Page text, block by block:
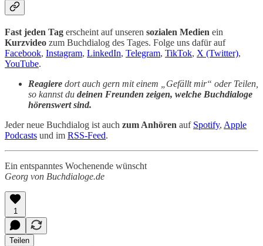
Fast jeden Tag erscheint auf unseren sozialen Medien ein
Kurzvideo zum Buchdialog des Tages. Folge uns dafür auf
Facebook, Instagram, LinkedIn, Telegram, TikTok, X (Twitter),
YouTube.
Reagiere dort auch gern mit einem „Gefällt mir“ oder Teilen,
so kannst du deinen Freunden zeigen, welche Buchdialoge
hörenswert sind.
Jeder neue Buchdialog ist auch zum Anhören auf Spotify, Apple
Podcasts und im RSS-Feed.
Ein entspanntes Wochenende wünscht
Georg von Buchdialoge.de
1
Teilen